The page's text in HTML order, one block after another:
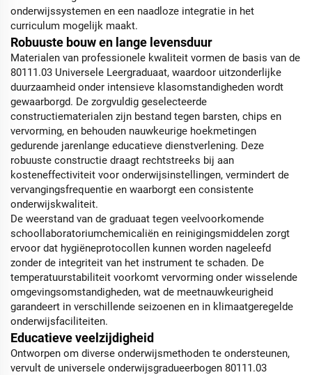
onderwijssystemen en een naadloze integratie in het
curriculum mogelijk maakt.
Robuuste bouw en lange levensduur
Materialen van professionele kwaliteit vormen de basis van de
80111.03 Universele Leergraduaat, waardoor uitzonderlijke
duurzaamheid onder intensieve klasomstandigheden wordt
gewaarborgd. De zorgvuldig geselecteerde
constructiematerialen zijn bestand tegen barsten, chips en
vervorming, en behouden nauwkeurige hoekmetingen
gedurende jarenlange educatieve dienstverlening. Deze
robuuste constructie draagt rechtstreeks bij aan
kosteneffectiviteit voor onderwijsinstellingen, vermindert de
vervangingsfrequentie en waarborgt een consistente
onderwijskwaliteit.
De weerstand van de graduaat tegen veelvoorkomende
schoollaboratoriumchemicaliën en reinigingsmiddelen zorgt
ervoor dat hygiëneprotocollen kunnen worden nageleefd
zonder de integriteit van het instrument te schaden. De
temperatuurstabiliteit voorkomt vervorming onder wisselende
omgevingsomstandigheden, wat de meetnauwkeurigheid
garandeert in verschillende seizoenen en in klimaatgeregelde
onderwijsfaciliteiten.
Educatieve veelzijdigheid
Ontworpen om diverse onderwijsmethoden te ondersteunen,
vervult de universele onderwijsgradueerbogen 80111.03